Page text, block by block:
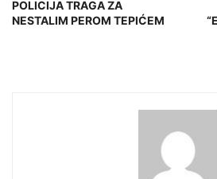
POLICIJA TRAGA ZA
NESTALIM PEROM TEPIĆEM